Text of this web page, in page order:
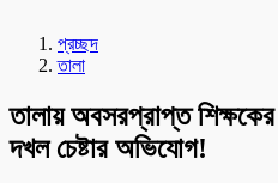
প্রচ্ছদ
তালা
তালায় অবসরপ্রাপ্ত
দখল চেষ্টার অভিযোগ!